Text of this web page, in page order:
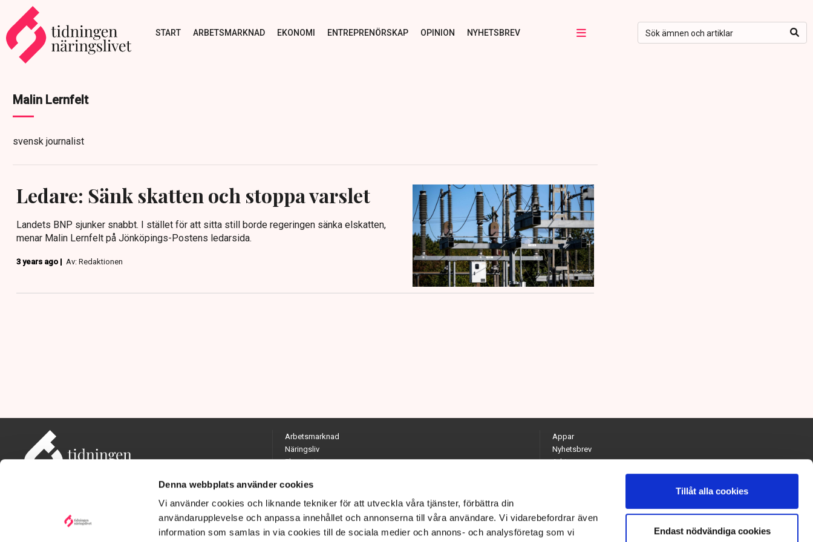
Denna webbplats använder cookies
Vi använder cookies och liknande tekniker för att utveckla våra tjänster, förbättra din
användarupplevelse och anpassa innehållet och annonserna till våra användare. Vi vidarebefordrar även
information som samlas in via cookies till de sociala medier och annons- och analysföretag som vi
Tillåt alla cookies
Endast nödvändiga cookies
START ARBETSMARKNAD EKONOMI ENTREPRENÖRSKAP OPINION NYHETSBREV
Malin Lernfelt
svensk journalist
Ledare: Sänk skatten och stoppa varslet
Landets BNP sjunker snabbt. I stället för att sitta still borde regeringen sänka elskatten,
menar Malin Lernfelt på Jönköpings-Postens ledarsida.
3 years ago | Av: Redaktionen
Adress: Tidningen Näringslivet, 114 82 Stockholm
Arbetsmarknad
Näringsliv
Ekonomi
Opinion
Hållbarhet
Utrikes
Quiz
Appar
Nyhetsbrev
Arkiv
Kontakta redaktionen
Chefredaktör och ansvarig utgivare: